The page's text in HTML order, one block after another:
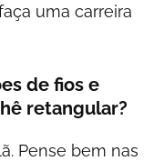
uma carreira
de fios e
retangular?
Pense bem nas